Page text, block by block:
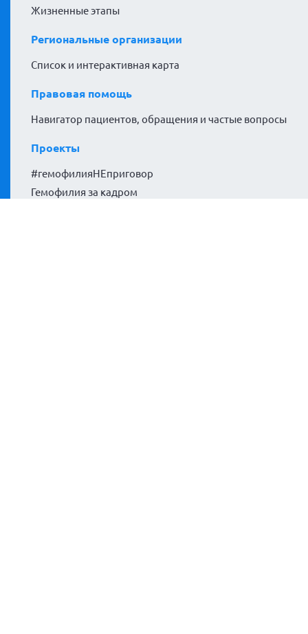
Жизненные этапы
Региональные организации
Список и интерактивная карта
Правовая помощь
Навигатор пациентов, обращения и частые вопросы
Проекты
#гемофилияНЕприговор
Гемофилия за кадром